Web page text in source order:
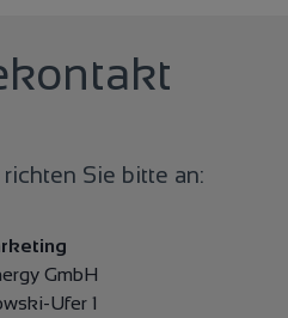
Sie bitte an:
GmbH
Ufer 1